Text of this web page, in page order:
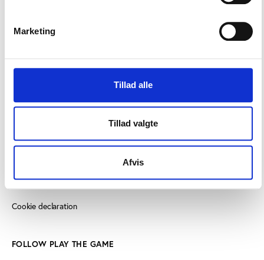
Marketing
Tillad alle
Tillad valgte
Afvis
+45 3266 1030
Find employee
Certificate of accessibility (Danish)
Cookie declaration
FOLLOW PLAY THE GAME